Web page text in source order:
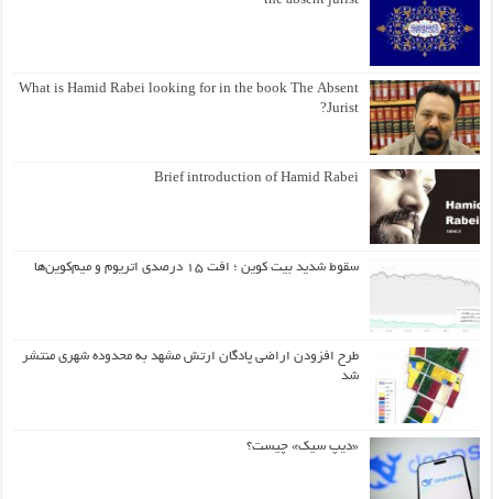
What is Hamid Rabei looking for in the book The Absent
Jurist?
Brief introduction of Hamid Rabei
سقوط شدید بیت کوین ؛ افت ۱۵ درصدی اتریوم و میم‌کوین‌ها
طرح افزودن اراضی پادگان ارتش مشهد به محدوده شهری منتشر
شد
«دیپ سیک» چیست؟